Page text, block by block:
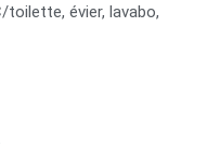
toilette, évier, lavabo,